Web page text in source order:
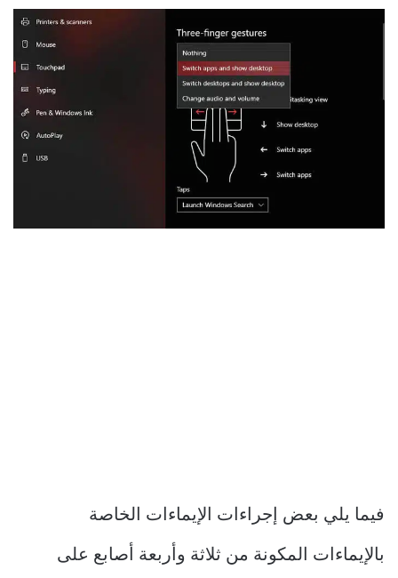
فيما يلي بعض إجراءات الإيماءات الخاصة
بالإيماءات المكونة من ثلاثة وأربعة أصابع على